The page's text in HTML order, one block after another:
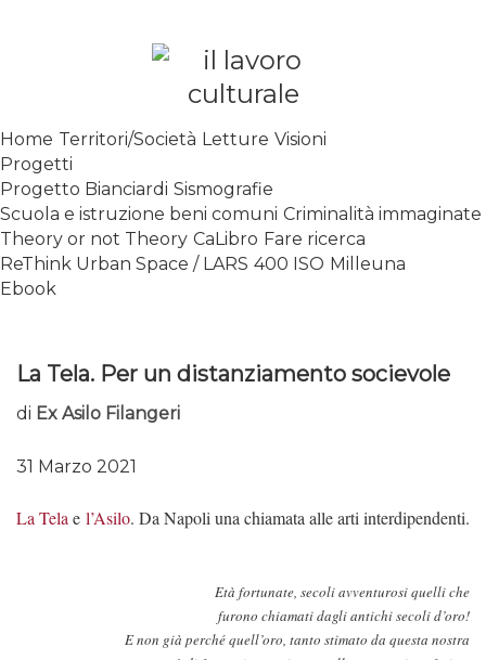
SPALANCARE LE FINESTRE DEI
CONTEMPORANEO
Home Territori/Società Letture Visioni
Progetti
Progetto Bianciardi Sismografie
Scuola e istruzione beni comuni Criminalità immaginate
Theory or not Theory CaLibro Fare ricerca
ReThink Urban Space / LARS 400 ISO Milleuna
Ebook
La Tela. Per un distanziamento socievole
di Ex Asilo Filangeri
31 Marzo 2021
La Telae l’Asilo. Da Napoli una chiamata alle arti interdipendenti.
Età fortunate, secoli avventurosi quelli che
furono chiamati dagli antichi secoli d’oro!
E non già perché quell’oro, tanto stimato da questa nostra